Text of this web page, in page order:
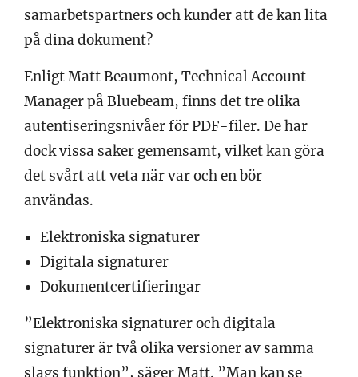
samarbetspartners och kunder att de kan lita
på dina dokument?
Enligt Matt Beaumont, Technical Account
Manager på Bluebeam, finns det tre olika
autentiseringsnivåer för PDF-filer. De har
dock vissa saker gemensamt, vilket kan göra
det svårt att veta när var och en bör
användas.
Elektroniska signaturer
Digitala signaturer
Dokumentcertifieringar
”Elektroniska signaturer och digitala
signaturer är två olika versioner av samma
slags funktion”, säger Matt. ”Man kan se